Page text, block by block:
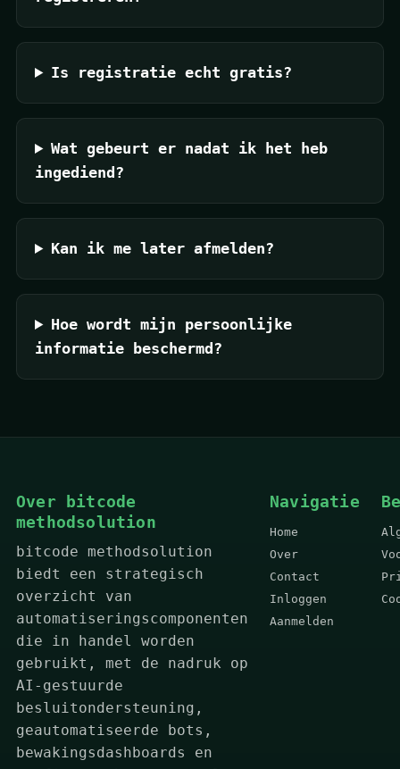
Is registratie echt gratis?
Wat gebeurt er nadat ik het heb
ingediend?
Kan ik me later afmelden?
Hoe wordt mijn persoonlijke
informatie beschermd?
Over bitcode
methodsolution
bitcode methodsolution
biedt een strategisch
overzicht van
automatiseringscomponenten
die in handel worden
gebruikt, met de nadruk op
AI-gestuurde
besluitondersteuning,
geautomatiseerde bots,
bewakingsdashboards en
Navigatie
Home
Over
Contact
Inloggen
Aanmelden